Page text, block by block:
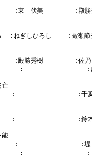
:東　伏美        :殿
る  :ねぎしひろし    :高
:殿勝秀樹        :佐乃
:                :
亡
キ    :                :千
キ    :                :鈴
能
:                :堤　
:                :